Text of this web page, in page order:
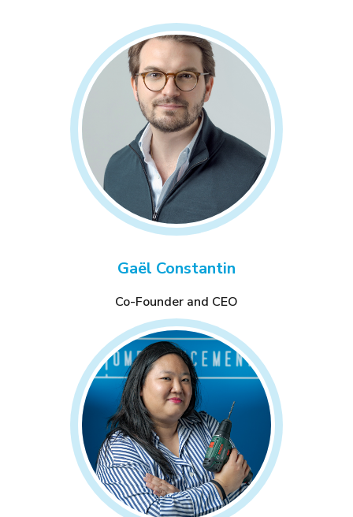
Gaël Constantin
Co-Founder and CEO